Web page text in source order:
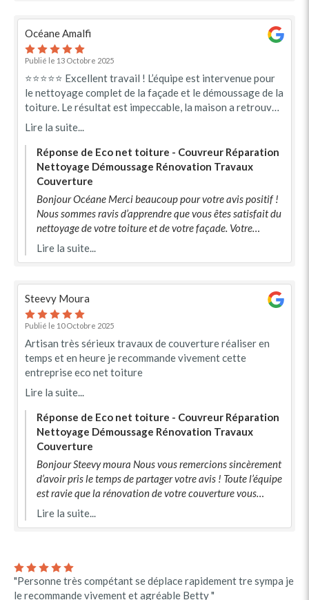
Océane Amalfi
Publié le 13 Octobre 2025
⭐️⭐️⭐️⭐️⭐️ Excellent travail ! L’équipe est intervenue pour
le nettoyage complet de la façade et le démoussage de la
toiture. Le résultat est impeccable, la maison a retrouvé
tout son éclat ! Ils ont également effectué une petite
protection sur la toiture pour une meilleure durabilité.
Travail soigné, professionnel et dans les délais. Je
recommande vivement cette entreprise pour son sérieux
et la qualité de ses prestations !
Lire la suite...
Réponse de Eco net toiture - Couvreur Réparation
Nettoyage Démoussage Rénovation Travaux
Couverture
Bonjour Océane Merci beaucoup pour votre avis positif !
Nous sommes ravis d’apprendre que vous êtes satisfait du
nettoyage de votre toiture et de votre façade. Votre
confiance et votre recommandation nous encouragent à
L’équipe [Eco net toiture ]
Lire la suite...
Steevy Moura
Publié le 10 Octobre 2025
Artisan très sérieux travaux de couverture réaliser en
temps et en heure je recommande vivement cette
entreprise eco net toiture
Lire la suite...
Réponse de Eco net toiture - Couvreur Réparation
Nettoyage Démoussage Rénovation Travaux
Couverture
Bonjour Steevy moura Nous vous remercions sincèrement
d’avoir pris le temps de partager votre avis ! Toute l’équipe
est ravie que la rénovation de votre couverture vous
donne entière satisfaction. Ce fut un plaisir de réaliser ces
Lire la suite...
"Personne très compétant se déplace rapidement tre sympa je
le recommande vivement et agréable Betty "